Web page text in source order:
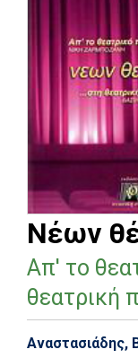
Νέων
Απ' το
θεατρική
Αναστασιάδης,